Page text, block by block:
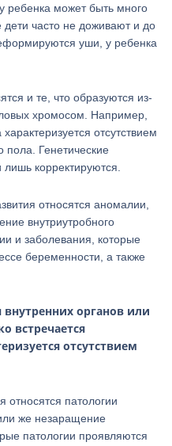
ребенка может быть много
дети часто не доживают и до
уши, у ребенка
и те, что образуются из-
хромосом. Например,
отсутствием
пола. Генетические
корректируются.
относятся аномалии,
внутриутробного
и заболевания, которые
беременности, а также
органов или
встречается
отсутствием
относятся патологии
же незаращение
патологии проявляются